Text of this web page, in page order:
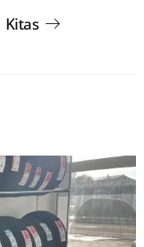
Kitas